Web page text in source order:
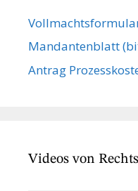
Mandanten­blatt
Antrag
Videos von